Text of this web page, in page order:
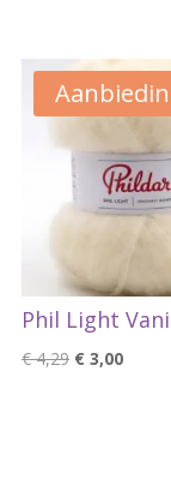
Phil Light
€4,29 €3,00Huidige